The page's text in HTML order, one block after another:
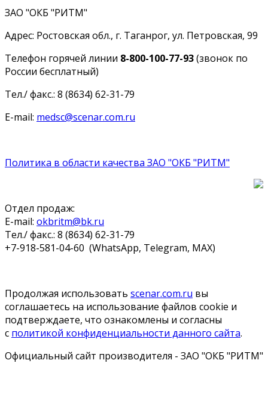
ЗАО "ОКБ "РИТМ"
Адрес: Ростовская обл., г. Таганрог, ул. Петровская, 99
Телефон горячей линии 8-800-100-77-93(звонок по
России бесплатный)
Тел./ факс.: 8 (8634) 62-31-79
E-mail: medsc@scenar.com.ru
Политика в области качества ЗАО "ОКБ "РИТМ"
Отдел продаж:
E-mail: okbritm@bk.ru
Тел./ факс.: 8 (8634) 62-31-79
+7-918-581-04-60 (WhatsApp, Telegram, MAX)
Продолжая использовать scenar.com.ru вы
соглашаетесь на использование файлов cookie и
подтверждаете, что ознакомлены и согласны
с политикой конфиденциальности данного сайта.
Официальный сайт производителя - ЗАО "ОКБ "РИТМ"